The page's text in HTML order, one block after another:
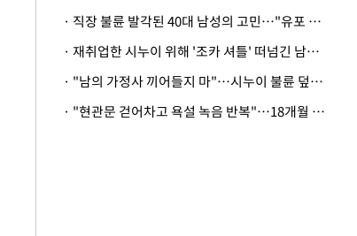
· 직장 불륜 발각된 40대 남성의 고민…"유포 동료 명예훼손·협박죄 고소 가능할까"
· 재취업한 시누이 위해 '조카 셔틀' 떠넘긴 남편…아내 "난 못한다"
· "남의 가정사 끼어들지 마"…시누이 불륜 덮으려는 남편에 억울한 아내
· "현관문 걷어차고 욕설 녹음 반복"…18개월 아기 키우는 집 뒤흔든 '앞집의 비극'